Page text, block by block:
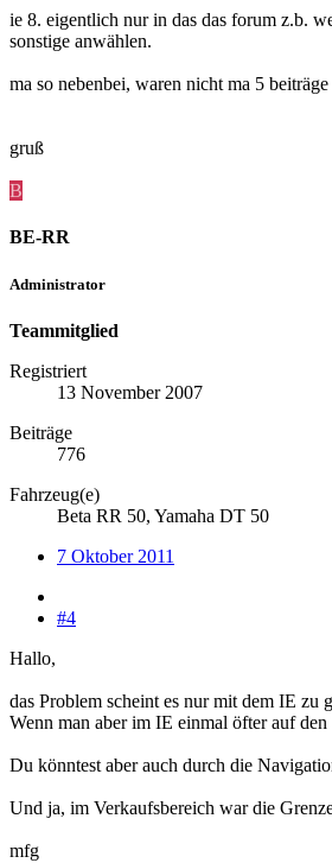
ie 8. eigentlich nur in das das forum z.b.
sonstige anwählen.
ma so nebenbei, waren nicht ma 5
gruß
B
BE-RR
Administrator
Teammitglied
Registriert
13 November 2007
Beiträge
776
Fahrzeug(e)
Beta RR 50, Yamaha DT 50
7 Oktober 2011
#4
Hallo,
das Problem scheint es nur mit dem IE
Wenn man aber im IE einmal öfter auf
Du könntest aber auch durch die
Und ja, im Verkaufsbereich war die
mfg